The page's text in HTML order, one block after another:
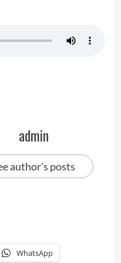
admin
author's posts
WhatsApp